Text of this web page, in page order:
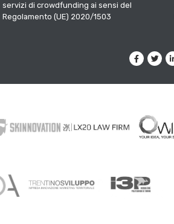
servizi di crowdfunding ai sensi del
Regolamento (UE) 2020/1503